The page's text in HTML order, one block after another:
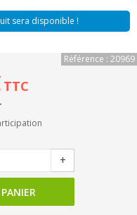
sera disponible !
Référence : 20969
TTC
+